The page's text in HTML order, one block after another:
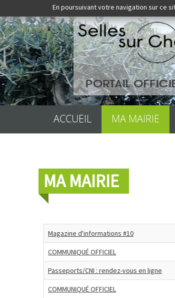
ACCUEIL MA MAIRIE
MA MAIRIE
Magazine d'informations #10
COMMUNIQUÉ OFFICIEL
Passeports/CNI : rendez-vous en ligne
COMMUNIQUÉ OFFICIEL
En poursuivant votre navigation sur ce